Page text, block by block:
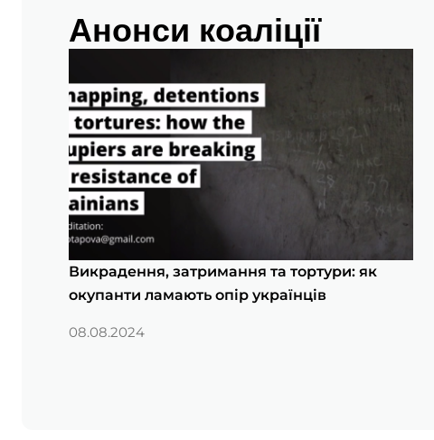
Анонси коаліції
Викрадення, затримання та тортури: як
окупанти ламають опір українців
08.08.2024